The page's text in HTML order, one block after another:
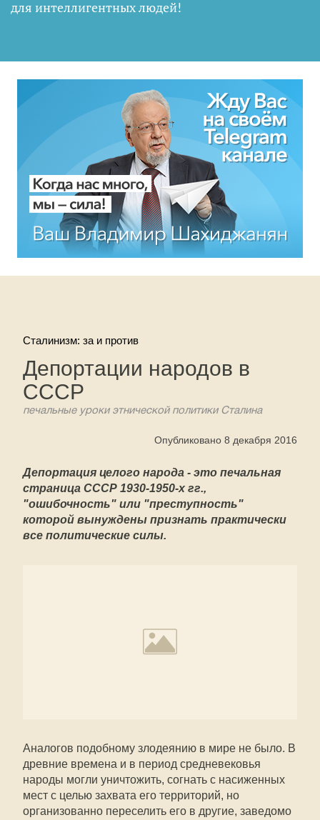
для интеллигентных людей!
Сталинизм: за и против
Депортации народов в
СССР
печальные уроки этнической политики Сталина
Опубликовано 8 декабря 2016
Депортация целого народа - это печальная
страница СССР 1930-1950-х гг.,
"ошибочность" или "преступность"
которой вынуждены признать практически
все политические силы.
Аналогов подобному злодеянию в мире не было. В
древние времена и в период средневековья
народы могли уничтожить, согнать с насиженных
мест с целью захвата его территорий, но
организованно переселить его в другие, заведомо